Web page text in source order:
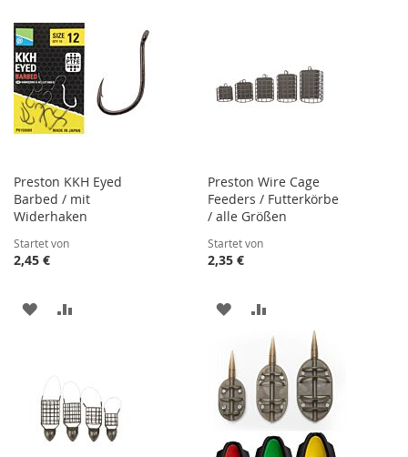
Preston KKH Eyed
Barbed / mit
Widerhaken
Startet von
2,45 €
ZUR
Preston Wire Cage
Feeders / Futterkörbe
/ alle Größen
Startet von
2,35 €
ZUR
WUNSCHLISTE
HINZUFÜGEN
VERGLEICHSLISTE
HINZUFÜGEN